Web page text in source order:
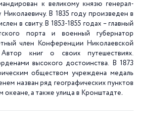
к великому князю генерал-
Николаевичу. В 1835 году произведен в
в свиту. В 1853-1855 годах – главный
порта и военный губернатор
член Конференции Николаевской
книг о своих путешествиях.
высокого достоинства. В 1873
обществом учреждена медаль
назван ряд географических пунктов
а также улица в Кронштадте.